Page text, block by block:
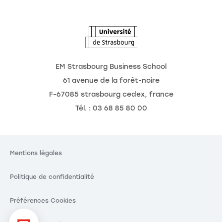
EM Strasbourg Business School
61 avenue de la forêt-noire
F-67085 strasbourg cedex, france
Tél. : 03 68 85 80 00
Mentions légales
Politique de confidentialité
Préférences Cookies